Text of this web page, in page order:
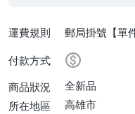
運費規則
郵局掛號【單
免運費】
付款方式
商品狀況
全新品
所在地區
高雄市